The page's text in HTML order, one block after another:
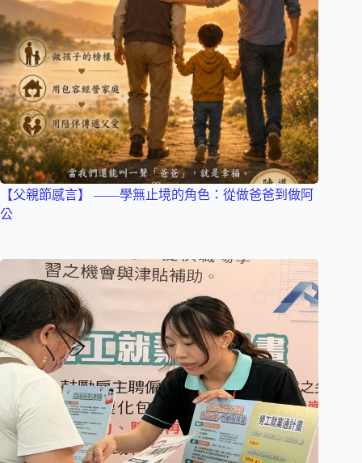
【父親節感言】 ——學無止境的角色：從做爸爸到做阿
公